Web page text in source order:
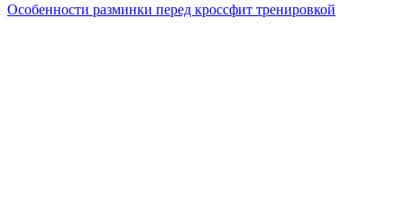
Особенности разминки перед кроссфит тренировкой